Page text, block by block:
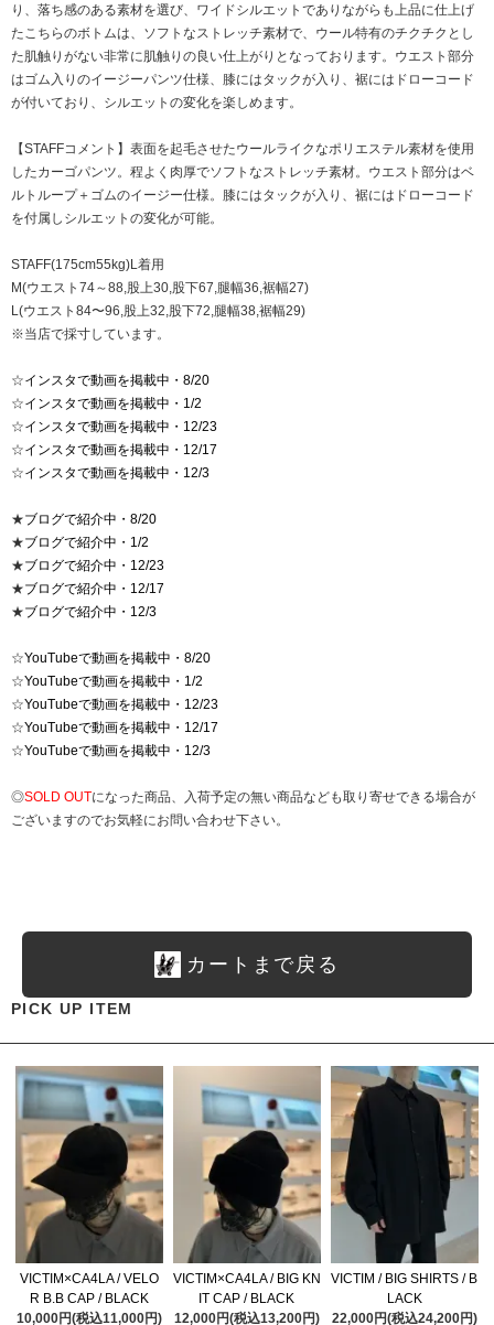
り、落ち感のある素材を選び、ワイドシルエットでありながらも上品に仕上げ
たこちらのボトムは、ソフトなストレッチ素材で、ウール特有のチクチクとし
た肌触りがない非常に肌触りの良い仕上がりとなっております。ウエスト部分
はゴム入りのイージーパンツ仕様、膝にはタックが入り、裾にはドローコード
が付いており、シルエットの変化を楽しめます。
【STAFFコメント】表面を起毛させたウールライクなポリエステル素材を使用
したカーゴパンツ。程よく肉厚でソフトなストレッチ素材。ウエスト部分はベ
ルトループ＋ゴムのイージー仕様。膝にはタックが入り、裾にはドローコード
を付属しシルエットの変化が可能。
STAFF(175cm55kg)L着用
M(ウエスト74～88,股上30,股下67,腿幅36,裾幅27)
L(ウエスト84〜96,股上32,股下72,腿幅38,裾幅29)
※当店で採寸しています。
☆インスタで動画を掲載中・8/20
☆インスタで動画を掲載中・1/2
☆インスタで動画を掲載中・12/23
☆インスタで動画を掲載中・12/17
☆インスタで動画を掲載中・12/3
★ブログで紹介中・8/20
★ブログで紹介中・1/2
★ブログで紹介中・12/23
★ブログで紹介中・12/17
★ブログで紹介中・12/3
☆YouTubeで動画を掲載中・8/20
☆YouTubeで動画を掲載中・1/2
☆YouTubeで動画を掲載中・12/23
☆YouTubeで動画を掲載中・12/17
☆YouTubeで動画を掲載中・12/3
◎SOLD OUTになった商品、入荷予定の無い商品なども取り寄せできる場合が
ございますのでお気軽にお問い合わせ下さい。
カートまで戻る
PICK UP ITEM
VICTIM×CA4LA / VELO
R B.B CAP / BLACK
10,000円(税込11,000円)
VICTIM×CA4LA / BIG KN
IT CAP / BLACK
12,000円(税込13,200円)
VICTIM / BIG SHIRTS / B
LACK
22,000円(税込24,200円)